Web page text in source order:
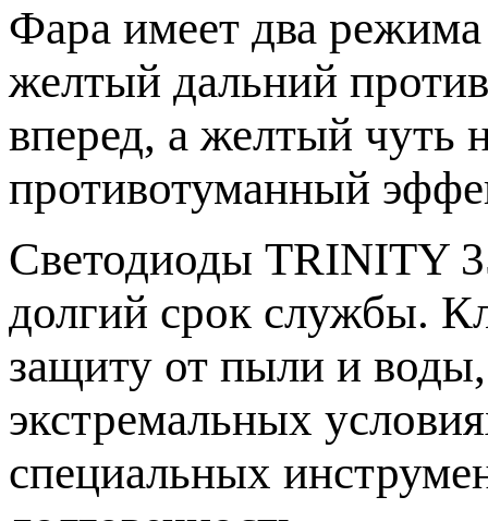
Фара имеет два
желтый дальний
вперед, а желтый чуть
противотуманный
Светодиоды TRINITY
долгий срок службы.
защиту от пыли и воды,
экстремальных
специальных